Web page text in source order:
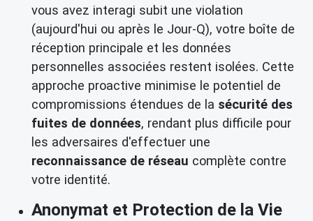
vous avez interagi subit une violation
(aujourd'hui ou après le Jour-Q), votre boîte de
réception principale et les données
personnelles associées restent isolées. Cette
approche proactive minimise le potentiel de
compromissions étendues de la sécurité des
fuites de données, rendant plus difficile pour
les adversaires d'effectuer une
reconnaissance de réseau complète contre
votre identité.
Anonymat et Protection de la Vie